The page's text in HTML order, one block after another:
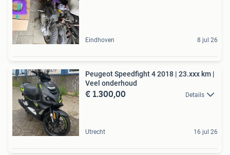
Eindhoven 8 jul 26
Peugeot Speedfight 4 2018 | 23.xxx km |
Veel onderhoud
€ 1.300,00 Details
Utrecht 16 jul 26